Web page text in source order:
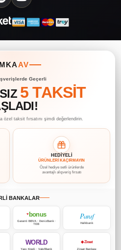
AV
Geçerli
5 TAKSİT
özel taksit fırsatını şimdi değerlendirin.
HEDİYELİ
ÜRÜNLERİ KAÇIRMAYIN
Özel hediye setli ürünlerde
avantajlı alışveriş fırsatı
BANKALAR
♥bonus
Garanti BBVA · DenizBank ·
TEB
Paraf
Halkbank
WORLD
Yapı Kredi · VakıfBank
◆ Ziraat
Ziraat Bankası